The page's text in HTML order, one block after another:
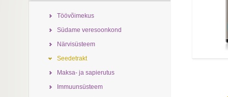
Töövõimekus
Südame veresoonkond
Närvisüsteem
Seedetrakt
Maksa- ja sapierutus
Immuunsüsteem